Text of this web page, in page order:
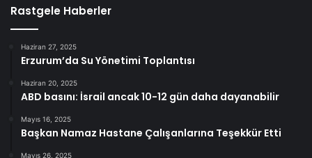
Rastgele Haberler
Haziran 27, 2025
Erzurum’da Su Yönetimi Toplantısı
Haziran 20, 2025
ABD basını: İsrail ancak 10-12 gün daha dayanabilir
Mayıs 16, 2025
Başkan Namaz Hastane Çalışanlarına Teşekkür Etti
Mayıs 26, 2025